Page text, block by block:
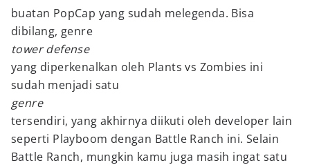
buatan PopCap yang sudah melegenda. Bisa
dibilang, genre
tower defense
yang diperkenalkan oleh Plants vs Zombies ini
sudah menjadi satu
genre
tersendiri, yang akhirnya diikuti oleh developer lain
seperti Playboom dengan Battle Ranch ini. Selain
Battle Ranch, mungkin kamu juga masih ingat satu